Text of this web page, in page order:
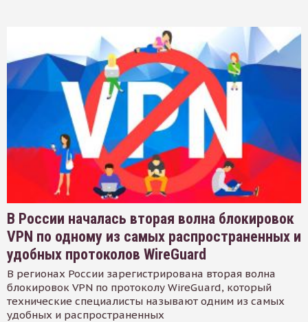
В России началась вторая волна блокировок
VPN по одному из самых распространенных и
удобных протоколов WireGuard
В регионах России зарегистрирована вторая волна
блокировок VPN по протоколу WireGuard, который
технические специалисты называют одним из самых
удобных и распространенных